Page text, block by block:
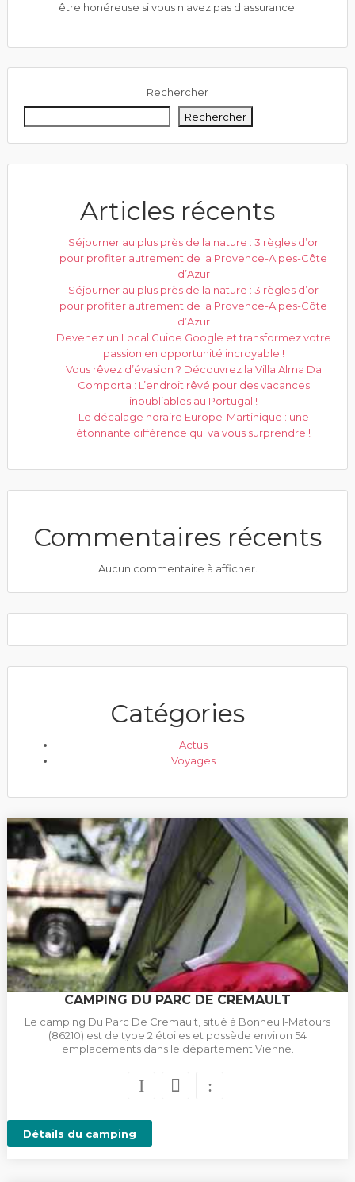
être honéreuse si vous n'avez pas d'assurance.
Rechercher
Rechercher
Articles récents
Séjourner au plus près de la nature : 3 règles d’or
pour profiter autrement de la Provence-Alpes-Côte
d’Azur
Séjourner au plus près de la nature : 3 règles d’or
pour profiter autrement de la Provence-Alpes-Côte
d’Azur
Devenez un Local Guide Google et transformez votre
passion en opportunité incroyable !
Vous rêvez d’évasion ? Découvrez la Villa Alma Da
Comporta : L’endroit rêvé pour des vacances
inoubliables au Portugal !
Le décalage horaire Europe-Martinique : une
étonnante différence qui va vous surprendre !
Commentaires récents
Aucun commentaire à afficher.
Catégories
Actus
Voyages
CAMPING DU PARC DE CREMAULT
Le camping Du Parc De Cremault, situé à Bonneuil-Matours
(86210) est de type 2 étoiles et possède environ 54
emplacements dans le département Vienne.
Détails du camping